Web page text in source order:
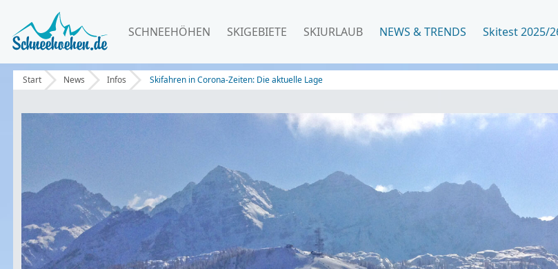
SCHNEEHÖHEN SKIGEBIETE SKIURLAUB NEWS & TRENDS Skitest 2025/
Start News Infos Skifahren in Corona-Zeiten: Die aktuelle Lage